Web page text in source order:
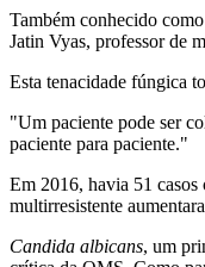
Também conhecido como
Jatin Vyas, professor de
Esta tenacidade fúngica
"Um paciente pode ser
paciente para paciente."
Em 2016, havia 51 casos
multirresistente
Candida albicans, um